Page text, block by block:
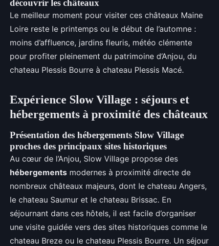
découvrir les châteaux
Le meilleur moment pour visiter ces châteaux Maine
Loire reste le printemps ou le début de l’automne :
moins d’affluence, jardins fleuris, météo clémente
pour profiter pleinement du patrimoine d’Anjou, du
chateau Plessis Bourre à chateau Plessis Macé.
Expérience Slow Village : séjours et
hébergements à proximité des châteaux
Présentation des hébergements Slow Village
proches des principaux sites historiques
Au cœur de l’Anjou, Slow Village propose des
hébergements modernes à proximité directe de
nombreux châteaux majeurs, dont le chateau Angers,
le chateau Saumur et le chateau Brissac. En
séjournant dans ces hôtels, il est facile d’organiser
une visite guidée vers des sites historiques comme le
chateau Breze ou le chateau Plessis Bourre. Un séjour